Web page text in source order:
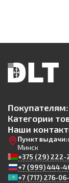
Покупателям:
Категории
Наши
Пункт выдачи:
Минск
+375 (29) 222-
+7 (999) 444-
+7 (717) 276-06-